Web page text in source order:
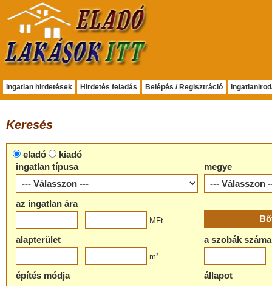
Ingatlan hirdetések Hirdetés feladás Belépés / Regisztráció
Keresés
eladó
kiadó
ingatlan típusa
megye
az ingatlan ára
- MFt
alapterület
- m²
a szobák száma
építés módja állapot